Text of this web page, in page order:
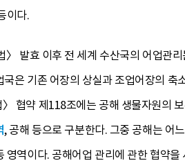
이다.
〉 발효 이후 전 세계 수산국의 어업관
은 기존 어장의 상실과 조업어장의
협약 제118조에는 공해 생물자원의
, 공해 등으로 구분한다. 그중 공해는 어
영역이다. 공해어업 관리에 관한 협약